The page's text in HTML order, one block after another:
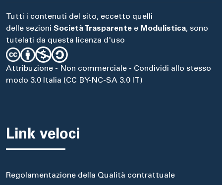
Tutti i contenuti del sito, eccetto quelli
delle sezioni Società Trasparente e Modulistica, sono
tutelati da questa licenza d'uso
Attribuzione - Non commerciale - Condividi allo stesso
modo 3.0 Italia (CC BY-NC-SA 3.0 IT)
Link veloci
Regolamentazione della Qualità contrattuale